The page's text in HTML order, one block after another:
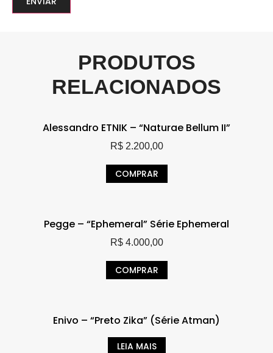
PRODUTOS
RELACIONADOS
Alessandro ETNIK – “Naturae Bellum II”
R$2.200,00
COMPRAR
Pegge – “Ephemeral” Série Ephemeral
R$4.000,00
COMPRAR
Enivo – “Preto Zika” (Série Atman)
LEIA MAIS